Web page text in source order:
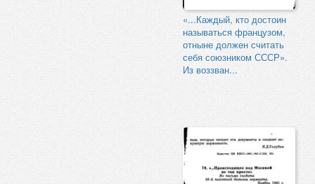
«...Каждый, кто достоин
называться французом,
отныне должен считать
себя союзником СССР».
Из воззван...